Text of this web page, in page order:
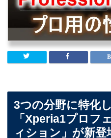
3つの分野に特化
「Xperia1プロフ
ィション」が新登